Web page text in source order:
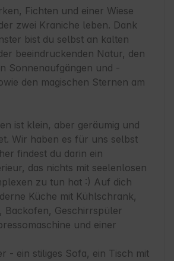
Fichten und einer Wiese
zwei Kraniche leben. Dank
bist du selbst an kalten
beeindruckenden Natur, den
Sonnenaufgängen und -
den magischen Sternen am
ist klein, aber geräumig und
Wir haben es für uns selbst
findest du darin ein
das nichts mit seelenlosen
zu tun hat :) Auf dich
Küche mit Kühlschrank,
Backofen, Geschirrspüler
und einer
- ein stiliges Sofa, ein Tisch mit